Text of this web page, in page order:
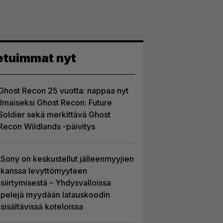
nyt
Recon 25 vuotta: nappaa nyt
Ghost Recon: Future
sekä merkittävä Ghost
Wildlands -päivitys
Sony on keskustellut jälleenmyyjien
kanssa levyttömyyteen
siirtymisestä – Yhdysvalloissa
pelejä myydään latauskoodin
sisältävissä koteloissa